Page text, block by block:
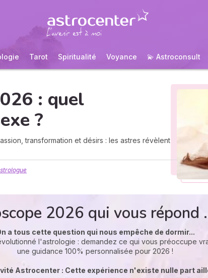
Tarot Spiritualité Voyance 💫 Astroconsult
: quel
?
transformation et désirs : les astres révèlent
2026 qui vous répond
a tous cette question qui nous empêche de dormir...
l'astrologie : demandez ce qui vous préoccupe
une guidance 100% personnalisée pour 2026 !
Astrocenter : Cette expérience n'existe nulle part